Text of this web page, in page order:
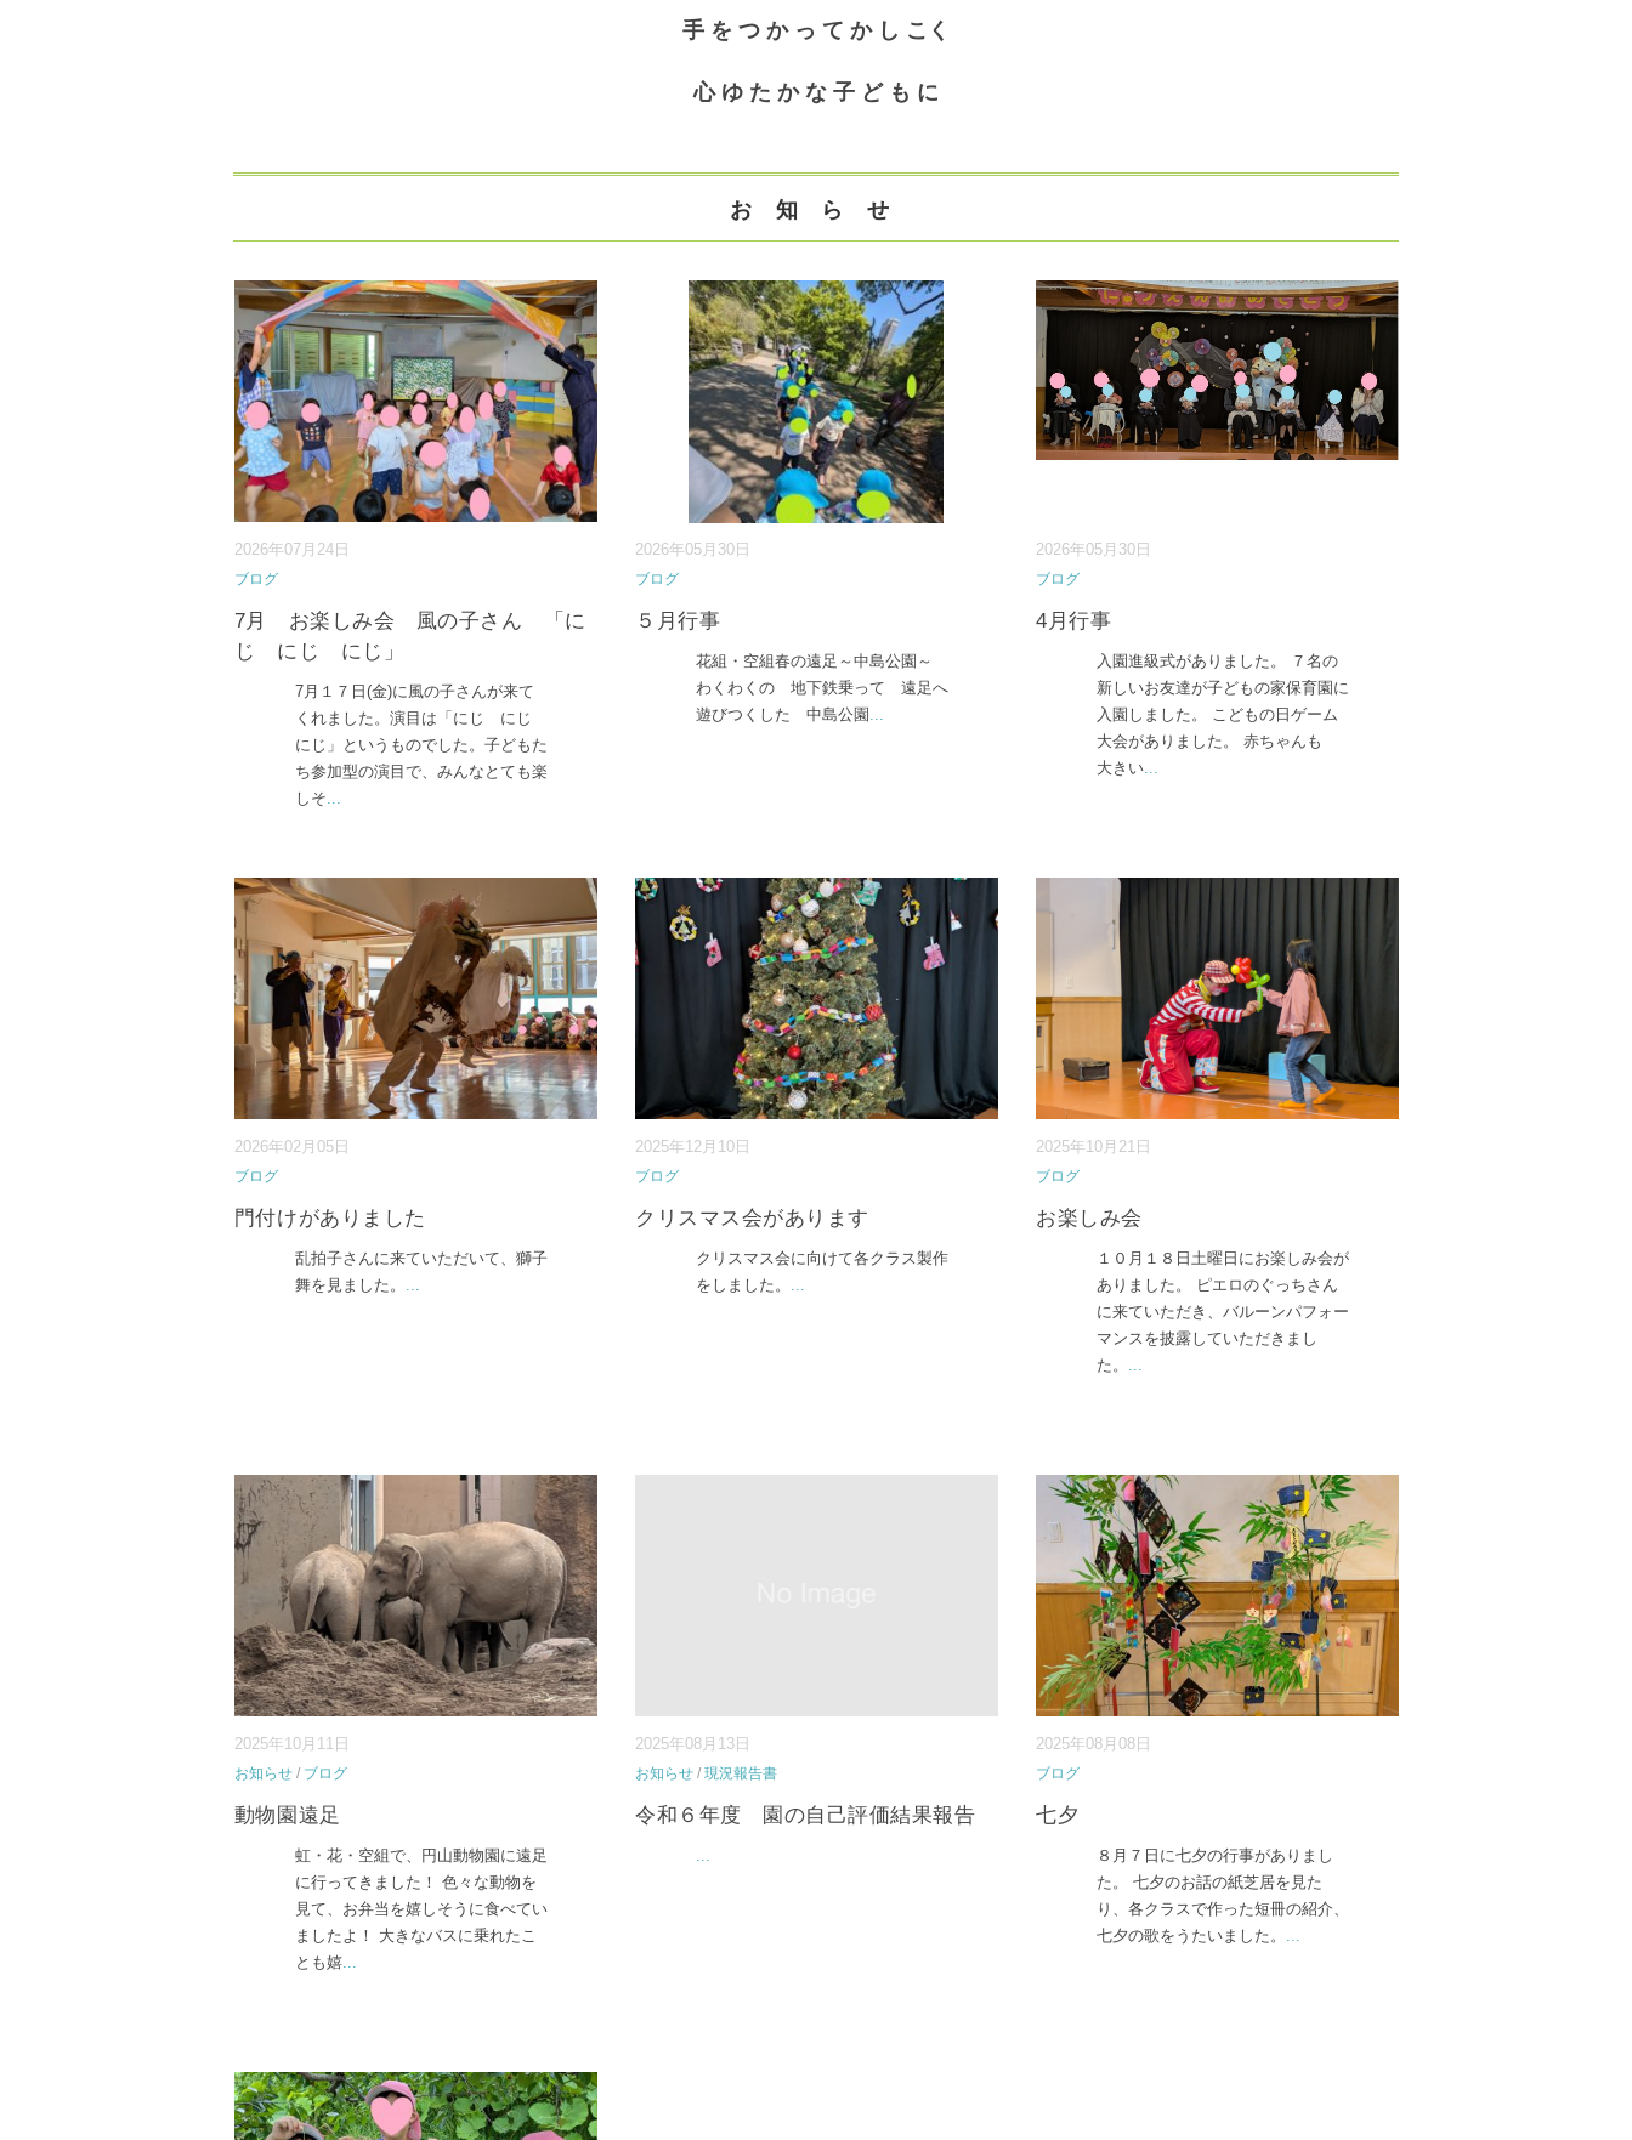
手 を つ か っ て か し こく
心 ゆ た か な 子 ど も に
お 知 ら せ
2026年07月24日
ブログ
7月 お楽しみ会 風の子さん 「に
じ にじ にじ」
7月１７日(金)に風の子さんが来て
くれました。演目は「にじ にじ
にじ」というものでした。子どもた
ち参加型の演目で、みんなとても楽
しそ...
2026年05月30日
ブログ
５月行事
花組・空組春の遠足～中島公園～
わくわくの 地下鉄乗って 遠足へ
遊びつくした 中島公園 ...
2026年05月30日
ブログ
4月行事
入園進級式がありました。 ７名の
新しいお友達が子どもの家保育園に
入園しました。 こどもの日ゲーム
大会がありました。 赤ちゃんも
大きい...
2026年02月05日
ブログ
門付けがありました
乱拍子さんに来ていただいて、獅子
舞を見ました。 ...
2025年12月10日
ブログ
クリスマス会があります
クリスマス会に向けて各クラス製作
をしました。 ...
2025年10月21日
ブログ
お楽しみ会
１０月１８日土曜日にお楽しみ会が
ありました。 ピエロのぐっちさん
に来ていただき、バルーンパフォー
マンスを披露していただきまし
た。 ...
2025年10月11日
お知らせ/ ブログ
動物園遠足
虹・花・空組で、円山動物園に遠足
に行ってきました！ 色々な動物を
見て、お弁当を嬉しそうに食べてい
ましたよ！ 大きなバスに乗れたこ
とも嬉...
2025年08月13日
お知らせ /現況報告書
令和６年度 園の自己評価結果報告
...
2025年08月08日
ブログ
七夕
８月７日に七夕の行事がありまし
た。 七夕のお話の紙芝居を見た
り、各クラスで作った短冊の紹介、
七夕の歌をうたいました。 ...